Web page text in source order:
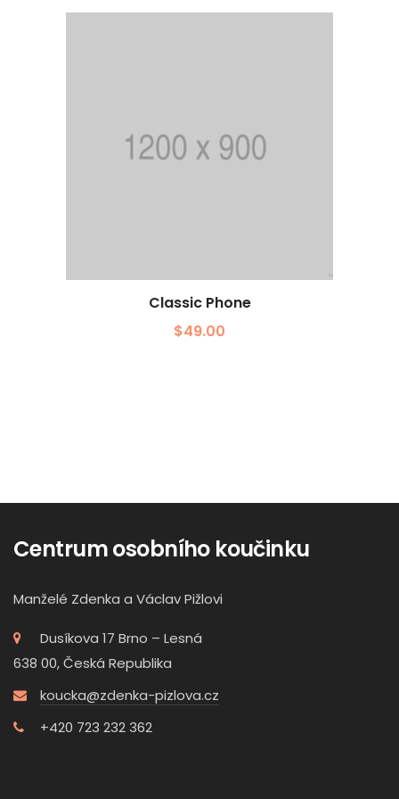
Classic Phone
$49.00
Centrum osobního koučinku
Manželé Zdenka a Václav Pižlovi
Dusíkova 17 Brno – Lesná
638 00, Česká Republika
koucka@zdenka-pizlova.cz
+420 723 232 362